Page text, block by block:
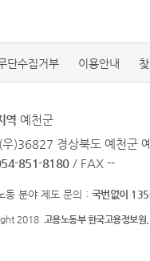
단수집거부 이용안내
역 예천군
(우)36827 경상북도 예천군
851-8180 / FAX --
동 분야 제도 문의 : 국번없이
2018 고용노동부 한국고용정보원.